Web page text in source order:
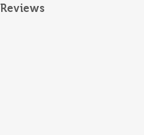
Reviews